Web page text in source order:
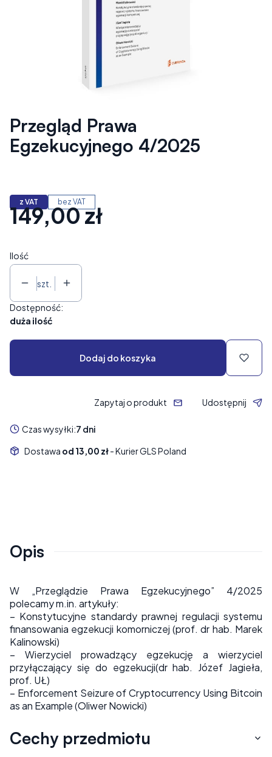
Przegląd Prawa
Egzekucyjnego 4/2025
z VAT bez VAT
Cena
149,00 zł
Ilość
szt.
Dostępność:
duża ilość
Dodaj do koszyka
Zapytaj o produkt Udostępnij
Czas wysyłki:7 dni
Dostawa od 13,00 zł- Kurier GLS Poland
Opis
W „Przeglądzie Prawa Egzekucyjnego” 4/2025
polecamy m.in. artykuły:
– Konstytucyjne standardy prawnej regulacji systemu
finansowania egzekucji komorniczej (prof. dr hab. Marek
Kalinowski)
– Wierzyciel prowadzący egzekucję a wierzyciel
przyłączający się do egzekucji(dr hab. Józef Jagieła,
prof. UŁ)
– Enforcement Seizure of Cryptocurrency Using Bitcoin
as an Example (Oliwer Nowicki)
Cechy przedmiotu